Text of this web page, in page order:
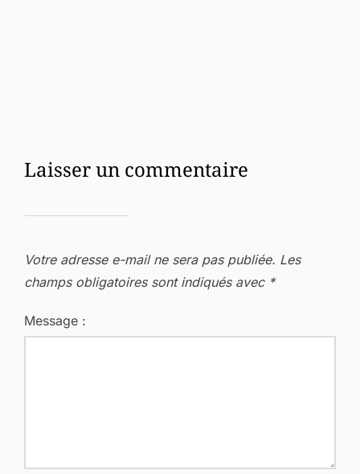
Laisser un commentaire
Votre adresse e-mail ne sera pas publiée. Les
champs obligatoires sont indiqués avec *
Message :